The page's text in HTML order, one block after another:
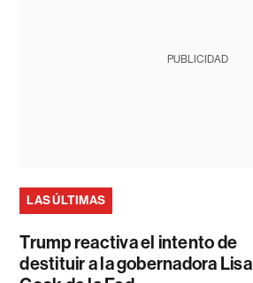
PUBLICIDAD
LAS ÚLTIMAS
Trump reactiva el intento de
destituir a la gobernadora Lisa